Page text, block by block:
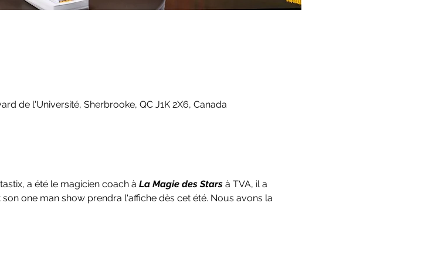
de l'Université, Sherbrooke, QC J1K 2X6, Canada
a été le magicien coach à La Magie des Stars à TVA, il a
one man show prendra l'affiche dès cet été. Nous avons la